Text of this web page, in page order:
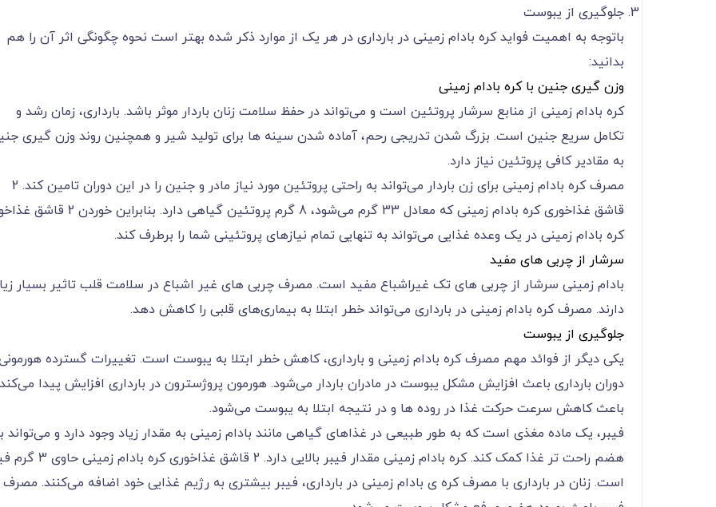
جلوگیری از یبوست
باتوجه به اهمیت فواید کره بادام زمینی در بارداری در هر یک از موارد ذکر شده بهتر است نحوه چگونگی اثر آن را هم
بدانید:
وزن گیری جنین با کره بادام زمینی
کره بادام زمینی از منابع سرشار پروتئین است و می‌‌‌‌‌‌‌‌‌‌‌‌تواند در حفظ سلامت زنان باردار موثر باشد. بارداری، زمان رشد و
تکامل سریع جنین است. بزرگ شدن تدریجی رحم، آماده شدن سینه ها برای تولید شیر و همچنین روند وزن گیری
به مقادیر کافی پروتئین نیاز دارد.
مصرف کره بادام زمینی برای زن باردار می‌‌‌‌‌‌‌‌‌‌‌‌تواند به راحتی پروتئین مورد نیاز مادر و جنین را در این دوران تامین کند. 2
قاشق غذاخوری کره بادام زمینی که معادل 33 گرم می‌‌‌‌‌‌‌‌‌‌‌‌شود، 8 گرم پروتئین گیاهی دارد.
کره بادام زمینی در یک وعده غذایی می‌‌‌‌‌‌‌‌‌‌‌‌تواند به تنهایی تمام نیازهای پروتئینی شما را برطرف کند.
سرشار از چربی های مفید
بادام زمینی سرشار از چربی های تک غیراشباع مفید است. مصرف چربی های غیر اشباع در سلامت قلب تاثیر بسیار
دارند. مصرف کره بادام زمینی در بارداری می‌‌‌‌‌‌‌‌‌‌‌‌تواند خطر ابتلا به بیماری‌های قلبی را کاهش دهد.
جلوگیری از یبوست
یکی دیگر از فوائد مهم مصرف کره بادام زمینی و بارداری، کاهش خطر ابتلا به یبوست است. تغییرات گسترده
دوران بارداری باعث افزایش مشکل یبوست در مادران باردار می‌‌‌‌‌‌‌‌‌‌‌‌شود. هورمون پروژسترون در بارداری افزایش پیدا
باعث کاهش سرعت حرکت غذا در روده ها و در نتیجه ابتلا به یبوست می‌‌‌‌‌‌‌‌‌‌‌‌شود.
فیبر، یک ماده مغذی است که به طور طبیعی در غذاهای گیاهی مانند بادام زمینی به مقدار زیاد وجود دارد و می‌‌‌‌‌‌‌‌‌‌‌‌تواند
هضم راحت تر غذا کمک کند. کره بادام زمینی مقدار فیبر بالایی دارد. 2 قاشق غذاخوری
است. زنان در بارداری با مصرف کره ی بادام زمینی در بارداری، فیبر بیشتری به رژیم غذایی خود اضافه می‌‌‌‌‌‌‌‌‌‌‌‌کنند. مصرف